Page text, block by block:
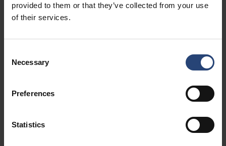
provided to them or that they’ve collected from your use
of their services.
Selection
Necessary
Preferences
Statistics
En savoir plus sur
l'approvisionnement durable
chez Nefab
d'approvisionnement à tous les niveaux, ce qui renforce
la nécessité d'une plus grande durabilité et d'une plus